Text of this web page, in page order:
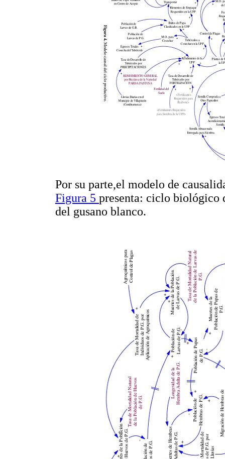
Por su parte,el modelo de
Figura 5 presenta: ciclo
del gusano blanco.